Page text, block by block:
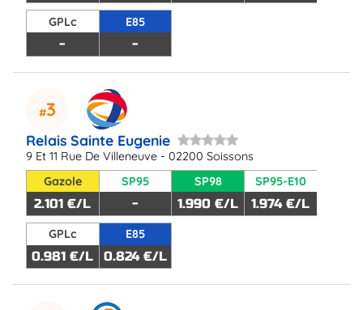
GPLc
-
E85
-
3
Relais Sainte Eugenie
9 Et 11 Rue De Villeneuve - 02200 Soissons
Gazole
2.101 €/L
SP95
-
SP98
1.990 €/L
SP95-E10
1.974 €/L
GPLc
0.981 €/L
E85
0.824 €/L